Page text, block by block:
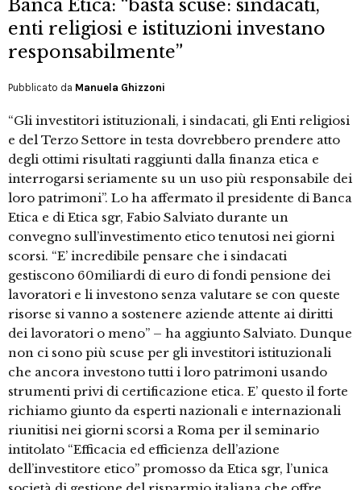
Banca Etica: “basta scuse: sindacati,
enti religiosi e istituzioni investano
responsabilmente”
Pubblicato da Manuela Ghizzoni
“Gli investitori istituzionali, i sindacati, gli Enti religiosi
e del Terzo Settore in testa dovrebbero prendere atto
degli ottimi risultati raggiunti dalla finanza etica e
interrogarsi seriamente su un uso più responsabile dei
loro patrimoni”. Lo ha affermato il presidente di Banca
Etica e di Etica sgr, Fabio Salviato durante un
convegno sull’investimento etico tenutosi nei giorni
scorsi. “E’ incredibile pensare che i sindacati
gestiscono 60miliardi di euro di fondi pensione dei
lavoratori e li investono senza valutare se con queste
risorse si vanno a sostenere aziende attente ai diritti
dei lavoratori o meno” – ha aggiunto Salviato. Dunque
non ci sono più scuse per gli investitori istituzionali
che ancora investono tutti i loro patrimoni usando
strumenti privi di certificazione etica. E’ questo il forte
richiamo giunto da esperti nazionali e internazionali
riunitisi nei giorni scorsi a Roma per il seminario
intitolato “Efficacia ed efficienza dell’azione
dell’investitore etico” promosso da Etica sgr, l’unica